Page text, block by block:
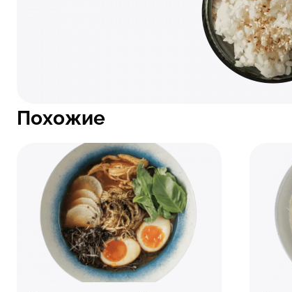
Похожие
Быстрый просмотр